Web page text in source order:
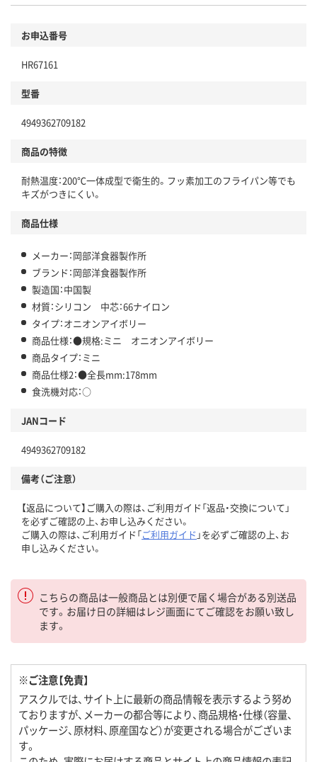
お申込番号
HR67161
型番
4949362709182
商品の特徴
耐熱温度：200℃一体成型で衛生的。フッ素加工のフライパン等でも
キズがつきにくい。
商品仕様
メーカー：岡部洋食器製作所
ブランド：岡部洋食器製作所
製造国：中国製
材質：シリコン 中芯：66ナイロン
タイプ：オニオンアイボリー
商品仕様：●規格:ミニ オニオンアイボリー
商品タイプ：ミニ
商品仕様2：●全長mm:178mm
食洗機対応：○
JANコード
4949362709182
備考（ご注意）
【返品について】ご購入の際は、ご利用ガイド「返品・交換について」
を必ずご確認の上、お申し込みください。
ご購入の際は、ご利用ガイド「ご利用ガイド 」を必ずご確認の上、お
申し込みください。
こちらの商品は一般商品とは別便で届く場合がある別送品
です。お届け日の詳細はレジ画面にてご確認をお願い致し
ます。
※ご注意【免責】
アスクルでは、サイト上に最新の商品情報を表示するよう努め
ておりますが、メーカーの都合等により、商品規格・仕様（容量、
パッケージ、原材料、原産国など）が変更される場合がございま
す。